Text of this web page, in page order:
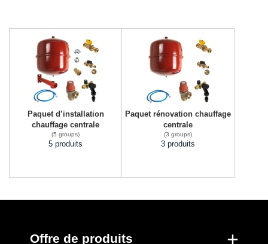
Paquet d’installation
chauffage centrale
(5 groups)
5 produits
Paquet rénovation chauffage
centrale
(3 groups)
3 produits
Offre de produits